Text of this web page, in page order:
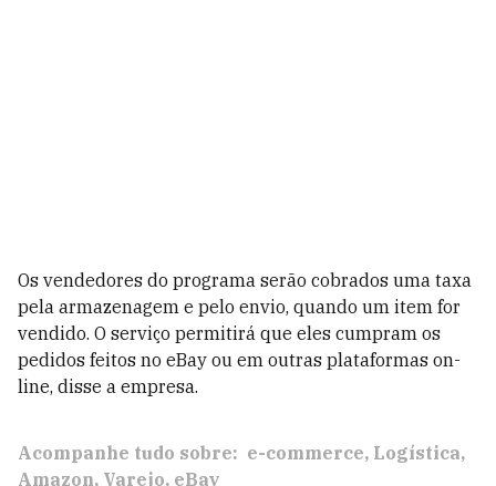
Os vendedores do programa serão cobrados uma taxa
pela armazenagem e pelo envio, quando um item for
vendido. O serviço permitirá que eles cumpram os
pedidos feitos no eBay ou em outras plataformas on-
line, disse a empresa.
Acompanhe tudo sobre: e-commerce Logística
Amazon Varejo eBay